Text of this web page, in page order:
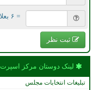
= ۶ بعلاوه ۱
ثبت نظر
لینک دوستان مركز اسپرت
تبلیغات انتخابات مجلس